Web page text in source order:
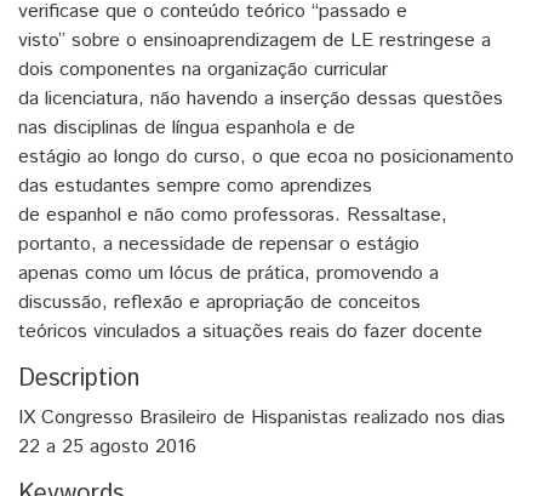
verificase que o conteúdo teórico “passado e
visto” sobre o ensinoaprendizagem de LE restringese a
dois componentes na organização curricular
da licenciatura, não havendo a inserção dessas questões
nas disciplinas de língua espanhola e de
estágio ao longo do curso, o que ecoa no posicionamento
das estudantes sempre como aprendizes
de espanhol e não como professoras. Ressaltase,
portanto, a necessidade de repensar o estágio
apenas como um lócus de prática, promovendo a
discussão, reflexão e apropriação de conceitos
teóricos vinculados a situações reais do fazer docente
Description
IX Congresso Brasileiro de Hispanistas realizado nos dias
22 a 25 agosto 2016